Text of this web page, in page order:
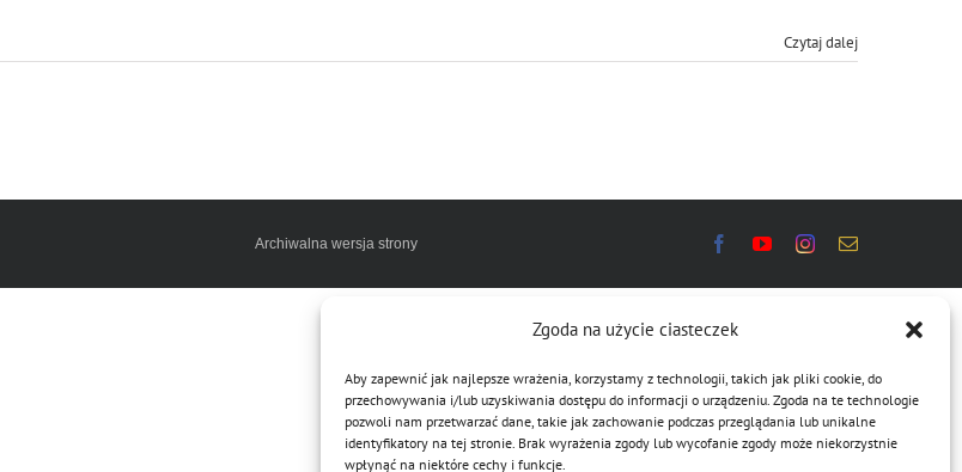
Zgoda na użycie ciasteczek
Aby zapewnić jak najlepsze wrażenia, korzystamy z technologii, takich jak pliki cookie, do
przechowywania i/lub uzyskiwania dostępu do informacji o urządzeniu. Zgoda na te technologie
pozwoli nam przetwarzać dane, takie jak zachowanie podczas przeglądania lub unikalne
identyfikatory na tej stronie. Brak wyrażenia zgody lub wycofanie zgody może niekorzystnie
wpłynąć na niektóre cechy i funkcje.
Czytaj dalej
Archiwalna wersja strony